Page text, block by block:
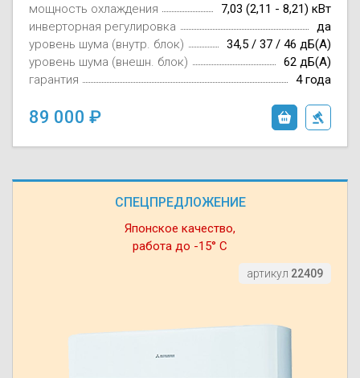
СПЕЦПРЕДЛОЖЕНИЕ
Японское качество,
работа до -15° С
артикул 22409
мощность охлаждения
7,03 (2,11 - 8,21) кВт
инверторная регулировка
да
уровень шума (внутр. блок)
34,5 / 37 / 46 дБ(А)
уровень шума (внешн. блок)
62 дБ(А)
гарантия
4 года
89 000